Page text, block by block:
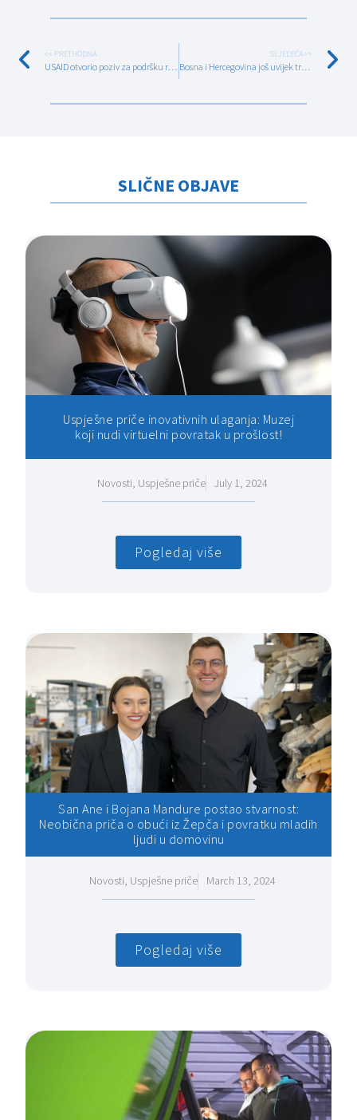
<< PRETHODNA SLJEDEĆA >>
Bosna i Hercegovina još uvijek traga za odgovorom koliko nas ima van zemlje
SLIČNE OBJAVE
Uspješne priče inovativnih ulaganja: Muzej
koji nudi virtuelni povratak u prošlost!
Novosti, Uspješne priče July 1, 2024
Pogledaj više
San Ane i Bojana Mandure postao stvarnost:
Neobična priča o obući iz Žepča i povratku mladih
ljudi u domovinu
Novosti, Uspješne priče March 13, 2024
Pogledaj više